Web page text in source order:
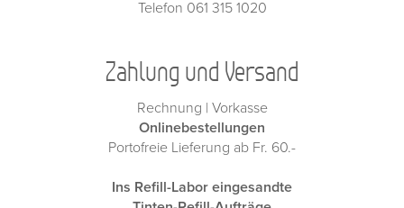
Telefon 061 315 1020
Zahlung und Versand
Rechnung | Vorkasse
Onlinebestellungen
Portofreie Lieferung ab Fr. 60.-
Ins Refill-Labor eingesandte